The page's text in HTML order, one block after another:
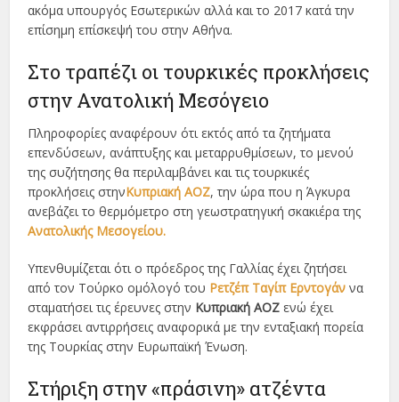
ακόμα υπουργός Εσωτερικών αλλά και το 2017 κατά την
επίσημη επίσκεψή του στην Αθήνα.
Στο τραπέζι οι τουρκικές προκλήσεις
στην Ανατολική Μεσόγειο
Πληροφορίες αναφέρουν ότι εκτός από τα ζητήματα
επενδύσεων, ανάπτυξης και μεταρρυθμίσεων, το μενού
της συζήτησης θα περιλαμβάνει και τις τουρκικές
προκλήσεις στηνΚυπριακή ΑΟΖ, την ώρα που η Άγκυρα
ανεβάζει το θερμόμετρο στη γεωστρατηγική σκακιέρα της
Ανατολικής Μεσογείου.
Υπενθυμίζεται ότι ο πρόεδρος της Γαλλίας έχει ζητήσει
από τον Τούρκο ομόλογό του Ρετζέπ Ταγίπ Ερντογάννα
σταματήσει τις έρευνες στην Κυπριακή ΑΟΖενώ έχει
εκφράσει αντιρρήσεις αναφορικά με την ενταξιακή πορεία
της Τουρκίας στην Ευρωπαϊκή Ένωση.
Στήριξη στην «πράσινη» ατζέντα